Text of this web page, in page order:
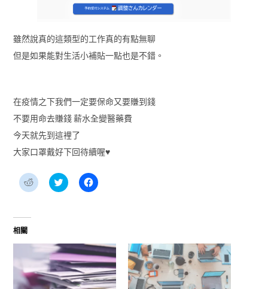
雖然說真的這類型的工作真的有點無聊
但是如果能對生活小補貼一點也是不錯。
在疫情之下我們一定要保命又要賺到錢
不要用命去賺錢 薪水全變醫藥費
今天就先到這裡了
大家口罩戴好下回待續喔♥
分
享
開
啟)
分
享
開
啟)
按
一
新
視
窗
中
開
啟)
相關